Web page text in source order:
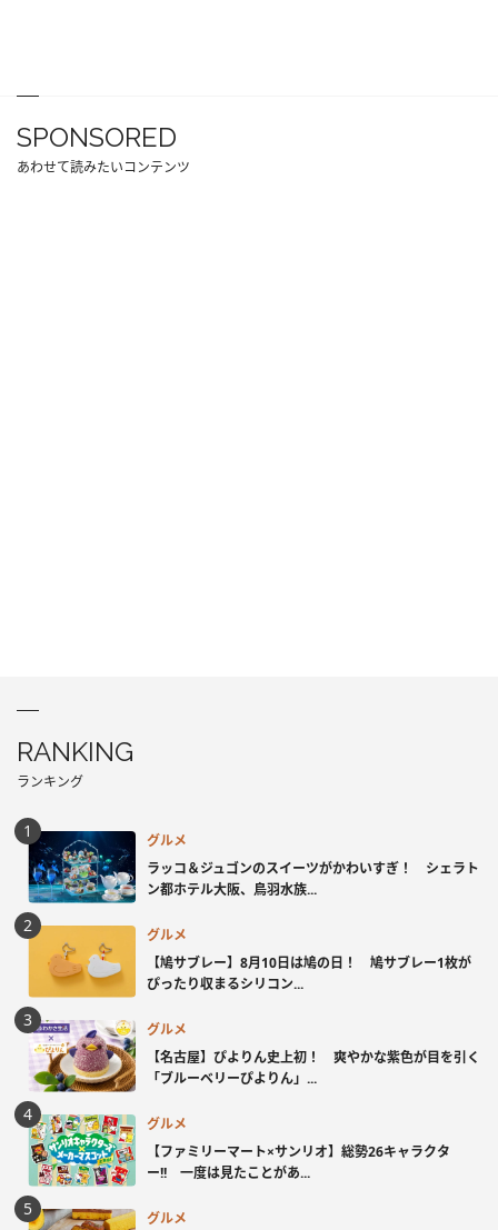
SPONSORED
あわせて読みたいコンテンツ
RANKING
ランキング
グルメ
ラッコ＆ジュゴンのスイーツがかわいすぎ！ シェラト
ン都ホテル大阪、鳥羽水族...
グルメ
【鳩サブレー】8月10日は鳩の日！ 鳩サブレー1枚が
ぴったり収まるシリコン...
グルメ
【名古屋】ぴよりん史上初！ 爽やかな紫色が目を引く
「ブルーベリーぴよりん」...
グルメ
【ファミリーマート×サンリオ】総勢26キャラクタ
ー!! 一度は見たことがあ...
グルメ